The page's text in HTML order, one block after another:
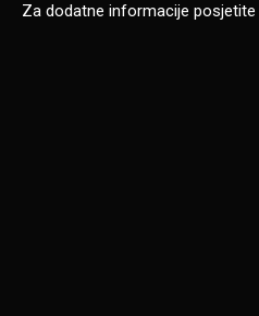
Za dodatne informacije posjetite